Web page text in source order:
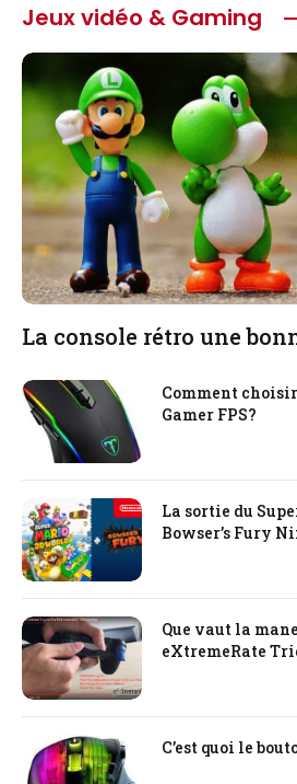
Jeux vidéo & Gaming
La console rétro une
Comment
Gamer FPS?
La sortie du
Bowser’s Fury
Que vaut la
eXtremeRate
C’est quoi le